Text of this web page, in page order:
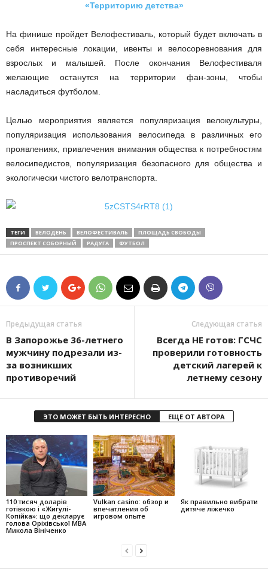
«Территорию детства»
На финише пройдет Велофестиваль, который будет включать в
себя интересные локации, ивенты и велосоревнования для
взрослых и малышей. После окончания Велофестиваля
желающие останутся на территории фан-зоны, чтобы
насладиться футболом.
Целью мероприятия является популяризация велокультуры,
популяризация использования велосипеда в различных его
проявлениях, привлечения внимания общества к потребностям
велосипедистов, популяризация безопасного для общества и
экологически чистого велотранспорта.
ТЕГИ ВЕЛОДЕНЬ ВЕЛОФЕСТИВАЛЬ
ПЛОЩАДЬ СВОБОДЫ
ПРОСПЕКТ СОБОРНЫЙ
РАДУГА ФУТБОЛ
Предыдущая статья
В Запорожье 36-летнего
мужчину подрезали из-
за возникших
противоречий
Следующая статья
Всегда НЕ готов: ГСЧС
проверили готовность
детский лагерей к
летнему сезону
ЭТО МОЖЕТ БЫТЬ ИНТЕРЕСНО ЕЩЕ ОТ АВТОРА
110 тисяч доларів
готівкою і «Жигулі-
Копійка»: що декларує
голова Оріхівської МВА
Микола Вініченко
Vulkan casino: обзор и
впечатления об
игровом опыте
Як правильно вибрати
дитяче ліжечко